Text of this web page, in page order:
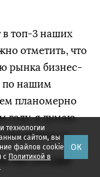
технологии
сайтом, вы
файлов cookie
с Политикой в
ОК
в топ-3 наших
отметить, что
рынка бизнес-
по нашим
планомерно
году, я думаю,
численности.
вы сегодня